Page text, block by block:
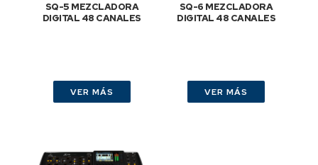
SQ-5 MEZCLADORA
DIGITAL 48 CANALES
VER MÁS
SQ-6 MEZCLADORA
DIGITAL 48 CANALES
VER MÁS